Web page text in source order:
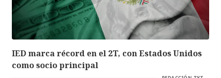
IED marca récord en el 2T, con Estados Unidos
como socio principal